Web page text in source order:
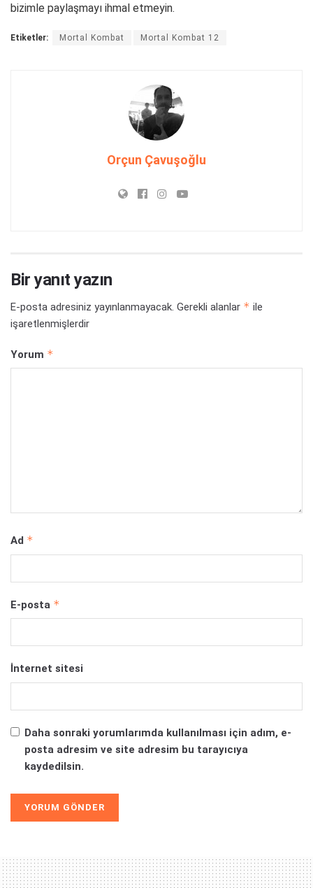
bizimle paylaşmayı ihmal etmeyin.
Etiketler: Mortal Kombat Mortal Kombat 12
Orçun Çavuşoğlu
Bir yanıt yazın
E-posta adresiniz yayınlanmayacak. Gerekli alanlar * ile
işaretlenmişlerdir
Yorum *
Ad *
E-posta *
İnternet sitesi
Daha sonraki yorumlarımda kullanılması için adım, e-
posta adresim ve site adresim bu tarayıcıya
kaydedilsin.